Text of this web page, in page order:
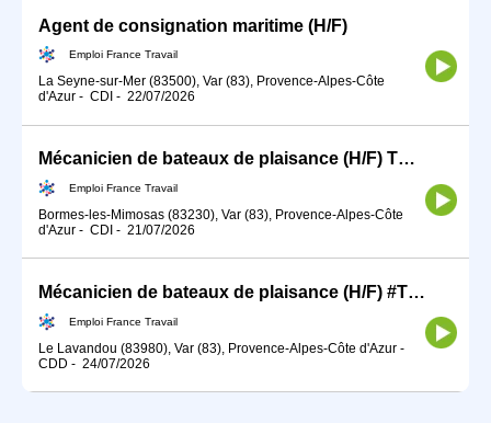
Agent de consignation maritime (H/F)
Emploi France Travail
La Seyne-sur-Mer (83500), Var (83), Provence-Alpes-Côte
d'Azur - CDI - 22/07/2026
Mécanicien de bateaux de plaisance (H/F) TDFE2026
Emploi France Travail
Bormes-les-Mimosas (83230), Var (83), Provence-Alpes-Côte
d'Azur - CDI - 21/07/2026
Mécanicien de bateaux de plaisance (H/F) #TDFE2026
Emploi France Travail
Le Lavandou (83980), Var (83), Provence-Alpes-Côte d'Azur -
CDD - 24/07/2026